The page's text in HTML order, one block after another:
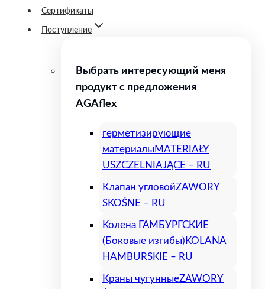
Сертификаты
Поступление
Выбрать интересующий меня
продукт с предложения
AGAflex
герметизирующие
материалы MATERIAŁY
USZCZELNIAJĄCE – RU
Клапан угловойZAWORY
SKOŚNE – RU
Колена ГАМБУРГСКИЕ
(Боковые изгибы) KOLANA
HAMBURSKIE – RU
Краны чугунныеZAWORY